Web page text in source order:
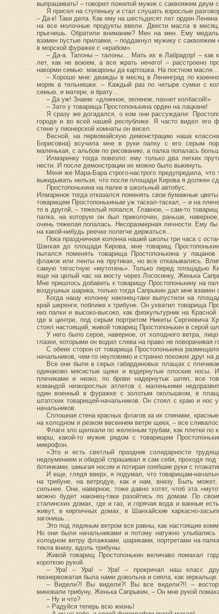
выпрашивать! – говорил пожилой мужик с саквояжем двум
Я присел на ступеньку и стал слушать взрослые
– Да-к! Таки дела. Как ему на шестьдесят лет орден
на все молочные продукты ввели. Двести масла в
прыгнешь. Обратили внимание? Мен на мен. Ему
взамен пустые прилавки, – поддакнул мужику с саквояжем
в морской фуражке с «крабом».
– Да-а. Талоны – талоны… Мать их в Лабрадор! – как
лет, как не воюем, а все жрать нечего! – расстроено
накорми семью: макароны да картошка. На постном масле…
– Хорошо мне: дважды в месяц в Ленинград по
моряк в тельняшке. – Каждый раз по четыре сумки с
семью, и матери, и брату…
– Да уж! Знаем: «длинное, зеленое, пахнет колбасой!»
– Зато у товарища Простопонькина орден на лацкане!
Я сразу же догадался, о ком они рассуждали:
городе и во всей нашей республике. Я часто видел его
стене у пионерской комнаты он висел.
Весной, на первомайскую демонстрацию наша
Борисовна) всучила мне в руки палку с его серым
маленькая, с альбом по рисованию, а палка попалась
Илмаренку тогда повезло: ему только два легких
нести. И после демонстрации их можно было выкинуть.
Меня же Мара-Бара строго-настрого предупредила, что
выкидывать нельзя, что после площади Кирова я должен
Простопонькина на палке в школьный автобус.
Илмаренок тогда отказался поменять свои бумажные
товарищем Простопонькиным уж таскал-таскал, – и на
то в другой, – тяжелый попался. Главное, – сам-то
палка, на которую он был приколочен, раньше,
очень тяжелая попалась. Несоразмерная личности. Ему
на какой-нибудь реечке полегче держаться…
Пока праздничная колонна нашей школы три часа с
Шанхая до площади Кирова, мне товарищ
пытался поменять товарища Простопонькина у
флажок или ленты на прутиках, но все отказывались.
самую тягостную «мутотень». Только перед площадью
еще на целый час на мосту через Лососинку, Женька
Мне пришлось добавить к товарищу Простопонькину на
воздушных шарика, только тогда Сапрыкин дал мне взамен
Когда нашу колонну наконец-таки выпустили на
край шеренги, поближе к трибуне. Он ухватил товарища
низ палки и высоко-высоко, как физкультурник на
где в центре, под серым портретом Никиты Сергеевича
стоял настоящий, живой товарищ Простопонькин в серой
У него было серое, наверное, от холодного ветра,
глазки, которыми он водил слева на право не поворачивая
С обеих сторон от товарища Простопонькина
начальников, чем-то неуловимо и странно похожих друг на
Все они были в серых габардиновых плащах с
одинаково мясистые щеки и вздернутые плоские носы.
плечиками и низко, по брови надернутых шляп, все
командой низкорослых атлетов с маленькими
один военный в фуражке с золотым околышком, в
штатских товарищей-начальников. Он стоял с краю и нос
начальников.
Сплошная стена красных флагов за их спинами,
на холодном и резком весеннем ветре щеки, – все
Флаги зло щелкали по железным трубам, как плетки по
марш, какой-то мужик рядом с товарищем
микрофон.
«Это и есть светлый праздник солидарности
недоумением и обидой спрашивал я сам себя, проходя
ботинками, шмыгая носом и потирая озябшие руки с
И еще, глядя вверх, я подумал, что товарищам-
на трибуне, на ветродуе, как и нам, внизу. Быть
сильнее. Они, наверное, тоже давно хотят, чтоб эта
можно будет наконец-таки разойтись по домам. По
сталинских домах, где и газ, и горячая вода и ванные
живут, в кирпичных домах, в Шанхайские каркасно-
загонишь…
Это под ледяным ветром все равны, как настоящие
Но они были начальниками и потому натужно улыбались
холодном ветру флажками, шариками, портретами на
текла внизу, вдоль трибуны.
Живой товарищ Простопонькин величаво помахал
короткою рукой.
– Ура! – Ура! – Ура! – прокричал наш класс
пионервожатая была нами довольна и сияла, как зеркальце.
– Видели?! Вы видели?! Вы все видели?!! –
миновали трибуну, Женька Сапрыкин, – Он мне рукой
– Ну и что?
– Радуйся теперь всю жизнь!